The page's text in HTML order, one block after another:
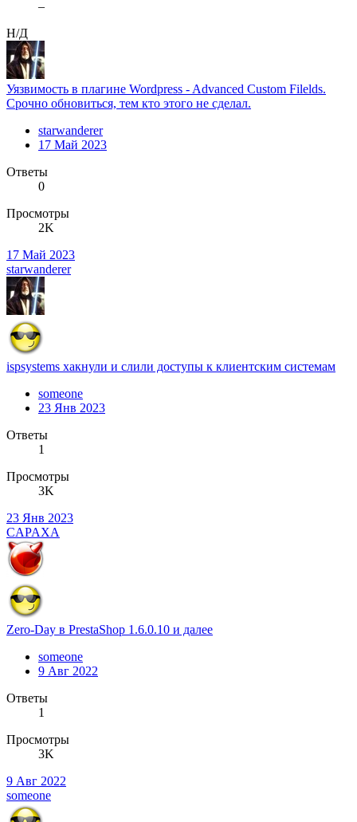
–
Н/Д
Уязвимость в плагине Wordpress - Advanced Custom Filelds.
Срочно обновиться, тем кто этого не сделал.
starwanderer
17 Май 2023
Ответы
0
Просмотры
2K
17 Май 2023
starwanderer
ispsystems хакнули и слили доступы к клиентским системам
someone
23 Янв 2023
Ответы
1
Просмотры
3K
23 Янв 2023
CAPAXA
Zero-Day в PrestaShop 1.6.0.10 и далее
someone
9 Авг 2022
Ответы
1
Просмотры
3K
9 Авг 2022
someone